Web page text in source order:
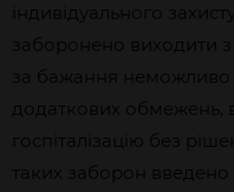
індивідуального
заборонено виходити
за бажання неможливо
додаткових обмежень,
госпіталізацію без
таких заборон введено